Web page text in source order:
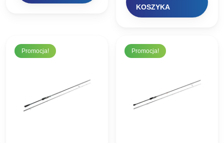
369,00 zł. 313,65 zł.
KOSZYKA
Promocja! Promocja!